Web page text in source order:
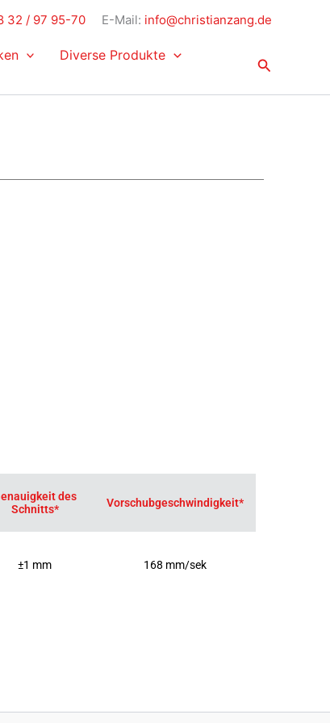
32 / 97 95-70 E-Mail: info@christianzang.de
Diverse Produkte
Suchen
des
Schnitts*
Vorschubgeschwindigkeit*
±1 mm 168 mm/sek